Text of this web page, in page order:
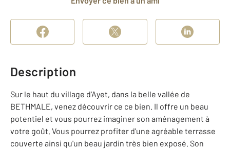
Description
Sur le haut du village d'Ayet, dans la belle vallée de
BETHMALE, venez découvrir ce ce bien. Il offre un beau
potentiel et vous pourrez imaginer son aménagement à
votre goût. Vous pourrez profiter d'une agréable terrasse
couverte ainsi qu'un beau jardin très bien exposé. Son